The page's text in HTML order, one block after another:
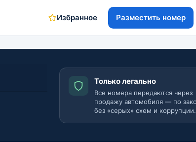
Избранное Разместить номер
Только легально
Все номера передаются через
продажу автомобиля — по
без «серых» схем и коррупции.